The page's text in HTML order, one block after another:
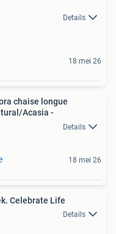
Details
18 mei 26
chaise longue
Acasia -
Details
18 mei 26
Celebrate Life
Details